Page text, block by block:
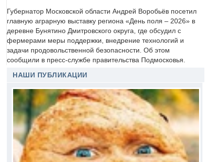
Губернатор Московской области Андрей Воробьёв посетил
главную аграрную выставку региона «День поля – 2026» в
деревне Бунятино Дмитровского округа, где обсудил с
фермерами меры поддержки, внедрение технологий и
задачи продовольственной безопасности. Об этом
сообщили в пресс-службе правительства Подмосковья.
НАШИ ПУБЛИКАЦИИ